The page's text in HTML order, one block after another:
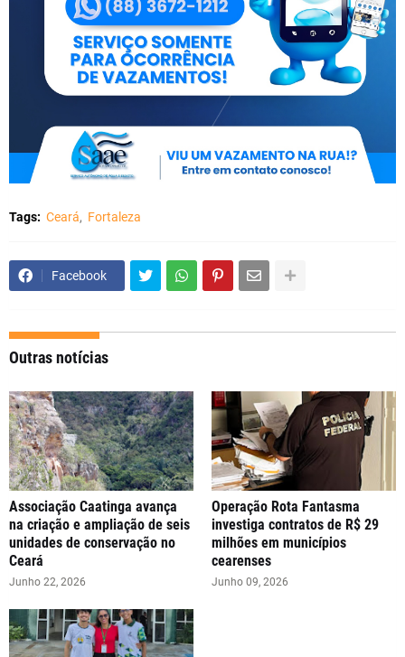
Tags: Ceará Fortaleza
Facebook
Outras notícias
Associação Caatinga avança
na criação e ampliação de seis
unidades de conservação no
Ceará
Junho 22, 2026
Operação Rota Fantasma
investiga contratos de R$ 29
milhões em municípios
cearenses
Junho 09, 2026